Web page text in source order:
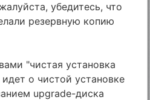
убедитесь, что
резервную копию
"чистая установка
о чистой установке
upgrade-диска